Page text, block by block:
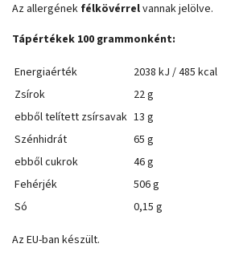
Az allergének félkövérrelvannak jelölve.
Tápértékek 100 grammonként:
Energiaérték
2038 kJ / 485 kcal
Zsírok
22 g
ebből telített zsírsavak 13 g
Szénhidrát
65 g
ebből cukrok
46 g
Fehérjék
506 g
Só
0,15 g
Az EU-ban készült.